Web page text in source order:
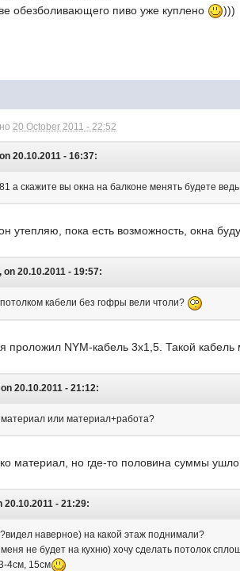
обезболивающего пиво уже куплено
)))
20 October 2011 - 22:52
20.10.2011 - 16:37:
а скажите вы окна на балконе менять будете
утепляю, пока есть возможность, окна
on 20.10.2011 - 19:57:
кабели без гофры вели чтоли?
проложил NYM-кабель 3х1,5. Такой кабель
20.10.2011 - 21:12:
материал или материал+работа?
материал, но где-то половина суммы
20.10.2011 - 21:29:
наверное) на какой этаж поднимали?
не будет на кухню) хочу сделать потолок
4см, 15см